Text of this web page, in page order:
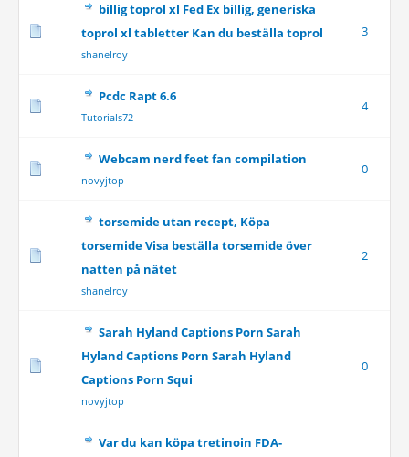
billig toprol xl Fed Ex billig, generiska
toprol xl tabletter Kan du beställa toprol
shanelroy
3
Pcdc Rapt 6.6
Tutorials72
4
Webcam nerd feet fan compilation
novyjtop
0
torsemide utan recept, Köpa
torsemide Visa beställa torsemide över
natten på nätet
shanelroy
2
Sarah Hyland Captions Porn Sarah
Hyland Captions Porn Sarah Hyland
Captions Porn Squi
novyjtop
0
Var du kan köpa tretinoin FDA-